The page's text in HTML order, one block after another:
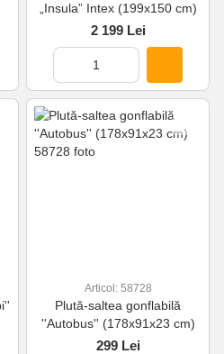
„Insula” Intex (199х150 cm)
2 199 Lei
Articol: 58728
Plută-saltea gonflabilă
''Autobus'' (178x91x23 cm)
299 Lei